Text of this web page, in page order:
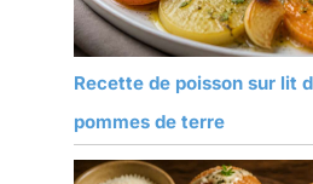
Recette de poisson sur lit
pommes de terre